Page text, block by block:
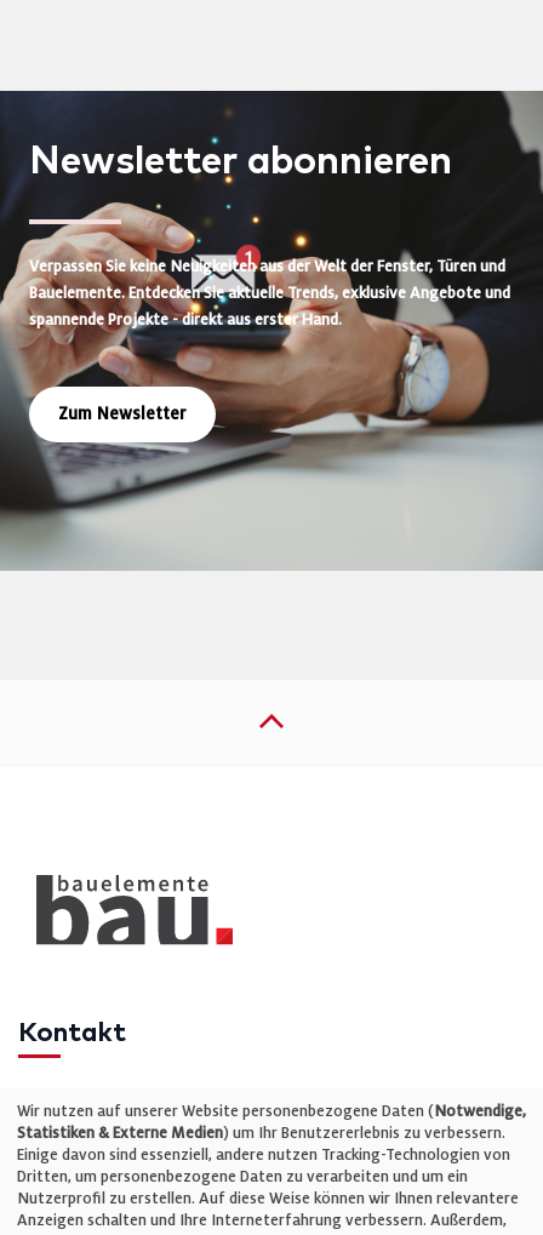
Newsletter abonnieren
Verpassen Sie keine Neuigkeiten aus der Welt der Fenster, Türen und
Bauelemente. Entdecken Sie aktuelle Trends, exklusive Angebote und
spannende Projekte - direkt aus erster Hand.
Zum Newsletter
Kontakt
Telefon: +49 (0)711 2585563-0
E-Mail:info@bauelemente-bau.eu
Unternehmen
Wir nutzen auf unserer Website personenbezogene Daten (Notwendige,
Statistiken & Externe Medien) um Ihr Benutzererlebnis zu verbessern.
Einige davon sind essenziell, andere nutzen Tracking-Technologien von
Dritten, um personenbezogene Daten zu verarbeiten und um ein
Nutzerprofil zu erstellen. Auf diese Weise können wir Ihnen relevantere
Anzeigen schalten und Ihre Interneterfahrung verbessern. Außerdem,